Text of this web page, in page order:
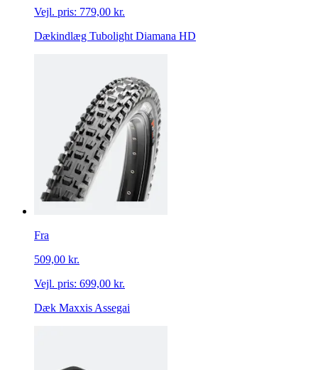
Vejl. pris: 779,00 kr.
Dækindlæg Tubolight Diamana HD
Fra
509,00 kr.
Vejl. pris: 699,00 kr.
Dæk Maxxis Assegai